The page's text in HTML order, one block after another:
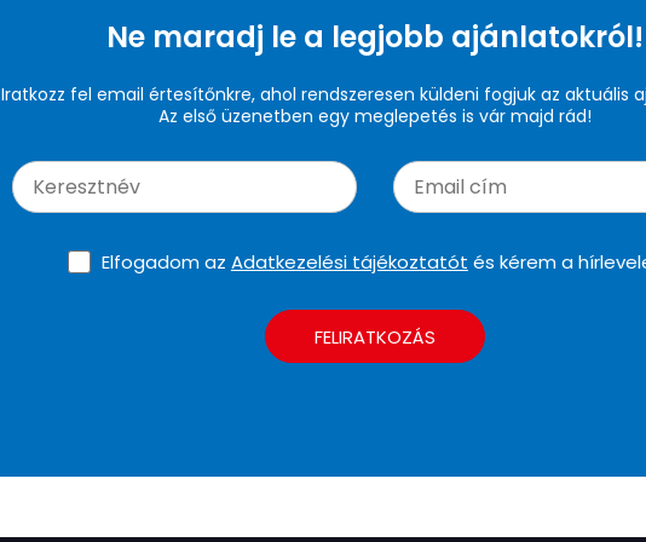
Ne maradj le a legjobb ajánlatokról!
Iratkozz fel email értesítőnkre, ahol rendszeresen küldeni fogjuk az aktuális
Az első üzenetben egy meglepetés is vár majd rád!
Elfogadom az Adatkezelési tájékoztatót és kérem a
FELIRATKOZÁS